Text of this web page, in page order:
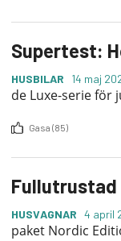
Supertest:
HUSBILAR 14 maj
de Luxe-serie för
Gasa (85)
Fullutrustad
HUSVAGNAR 4 april
paket Nordic